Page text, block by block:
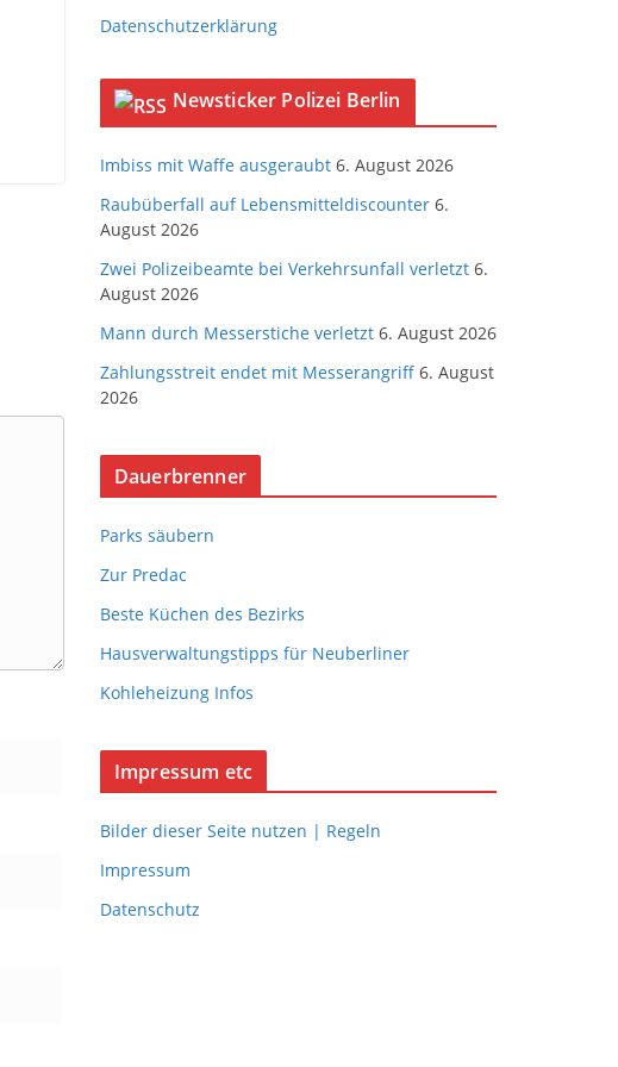
Datenschutzerklärung
Newsticker Polizei Berlin
Imbiss mit Waffe ausgeraubt 6. August 2026
Raubüberfall auf Lebensmitteldiscounter 6.
August 2026
Zwei Polizeibeamte bei Verkehrsunfall verletzt 6.
August 2026
Mann durch Messerstiche verletzt 6. August 2026
Zahlungsstreit endet mit Messerangriff 6. August
2026
Dauerbrenner
Parks säubern
Zur Predac
Beste Küchen des Bezirks
Hausverwaltungstipps für Neuberliner
Kohleheizung Infos
Impressum etc
Bilder dieser Seite nutzen | Regeln
Impressum
Datenschutz